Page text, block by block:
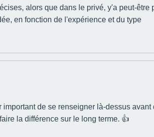
alors que dans le privé, y'a peut-être
en fonction de l'expérience et du type
de se renseigner là-dessus avant
la différence sur le long terme. 👍